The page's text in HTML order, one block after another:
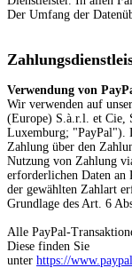
Der Umfang der
Verwendung von
Wir verwenden auf
(Europe) S.à.r.l. et Cie,
Luxemburg; "PayPal").
Zahlung über den
Nutzung von Zahlung
erforderlichen Daten
der gewählten Zahlart
Grundlage des Art. 6
Alle PayPal-
Diese finden Sie
unter https://